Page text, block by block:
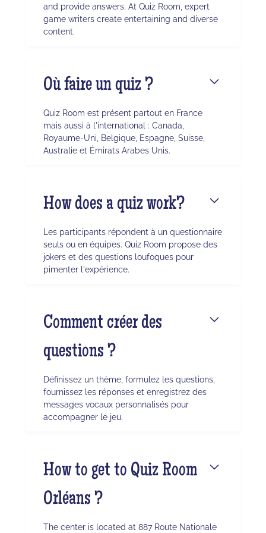
and provide answers. At Quiz Room, expert
game writers create entertaining and diverse
content.
Où faire un quiz ?
Quiz Room est présent partout en France
mais aussi à l'international : Canada,
Royaume-Uni, Belgique, Espagne, Suisse,
Australie et Émirats Arabes Unis.
How does a quiz work?
Les participants répondent à un questionnaire
seuls ou en équipes. Quiz Room propose des
jokers et des questions loufoques pour
pimenter l'expérience.
Comment créer des
questions ?
Définissez un thème, formulez les questions,
fournissez les réponses et enregistrez des
messages vocaux personnalisés pour
accompagner le jeu.
How to get to Quiz Room
Orléans ?
The center is located at 887 Route Nationale